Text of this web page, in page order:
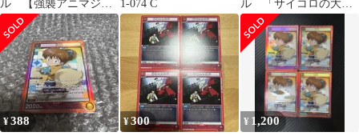
ル 【強襲アニマジ
カ】デッキ 40+3+24
枚
1-074 C
ル 「サイコロの大天
使」カードセット 41
枚
¥388 ¥300 ¥ 1,200